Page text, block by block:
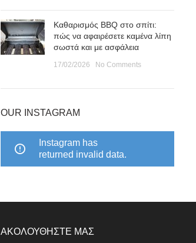
Καθαρισμός BBQ στο σπίτι:
πώς να αφαιρέσετε καμένα λίπη
σωστά και με ασφάλεια
17/02/2026 No Comments
OUR INSTAGRAM
Instagram has
returned invalid data.
ΑΚΟΛΟΥΘΗΣΤΕ ΜΑΣ